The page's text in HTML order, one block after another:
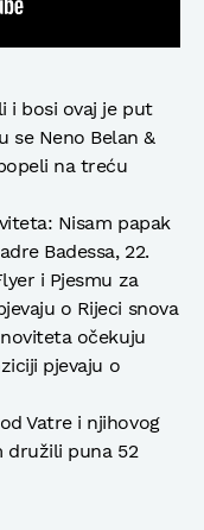
i bosi ovaj je put
se Neno Belan &
na treću
Nisam papak
Badessa, 22.
i Pjesmu za
o Rijeci snova
očekuju
pjevaju o
Vatre i njihovog
družili puna 52